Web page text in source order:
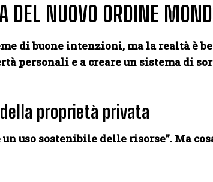
DEL NUOVO ORDINE
di buone intenzioni, ma la realtà è
personali e a creare un sistema di
proprietà privata
uso sostenibile delle risorse”. Ma